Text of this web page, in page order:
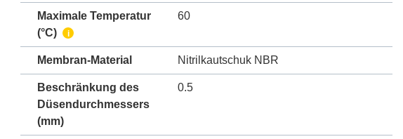
Maximale Temperatur
(°C)
i
60
Membran-Material Nitrilkautschuk NBR
Beschränkung des
Düsendurchmessers
(mm)
0.5